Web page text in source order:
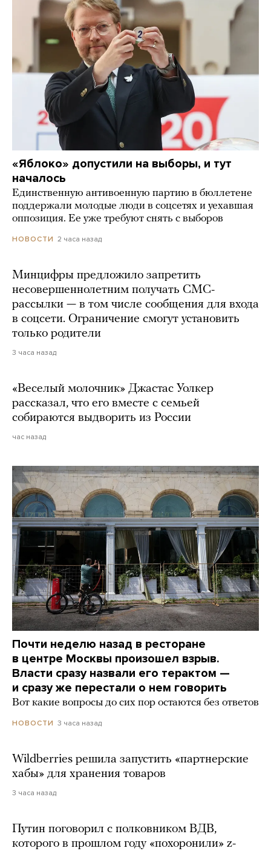
«Яблоко» допустили на выборы, и тут
началось
Единственную антивоенную партию в бюллетене
поддержали молодые люди в соцсетях и уехавшая
оппозиция. Ее уже требуют снять с выборов
НОВОСТИ 2 часа назад
Минцифры предложило запретить
несовершеннолетним получать СМС-
рассылки — в том числе сообщения для входа
в соцсети. Ограничение смогут установить
только родители
3 часа назад
«Веселый молочник» Джастас Уолкер
рассказал, что его вместе с семьей
собираются выдворить из России
час назад
Почти неделю назад в ресторане
в центре Москвы произошел взрыв.
Власти сразу назвали его терактом —
и сразу же перестали о нем говорить
Вот какие вопросы до сих пор остаются без ответов
НОВОСТИ 3 часа назад
Wildberries решила запустить «партнерские
хабы» для хранения товаров
3 часа назад
Путин поговорил с полковником ВДВ,
которого в прошлом году «похоронили» z-